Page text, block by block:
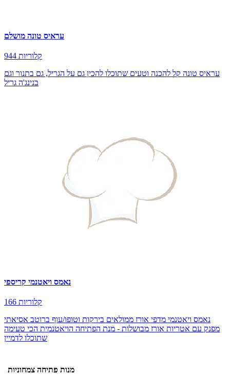
עראיס טונה מושלם
944 קלוריות
עראיס טונה קל להכנה וטעים שתוכלו להכין גם על הגריל, גם בתנור וגם
בנינג'ה גריל
נאמס ויאטנמי קריספי
166 קלוריות
נאמס ויאטנמי מדפי אורז ממולאים בירקות וטופו/עוף ברוטב אסיאתי
מפנק עם אטריות אורז מבושלות - מנת הפתיחה הויאטנמית הכי טעימה
שתוכלו לדמיין
מנות פתיחה צמחוניות